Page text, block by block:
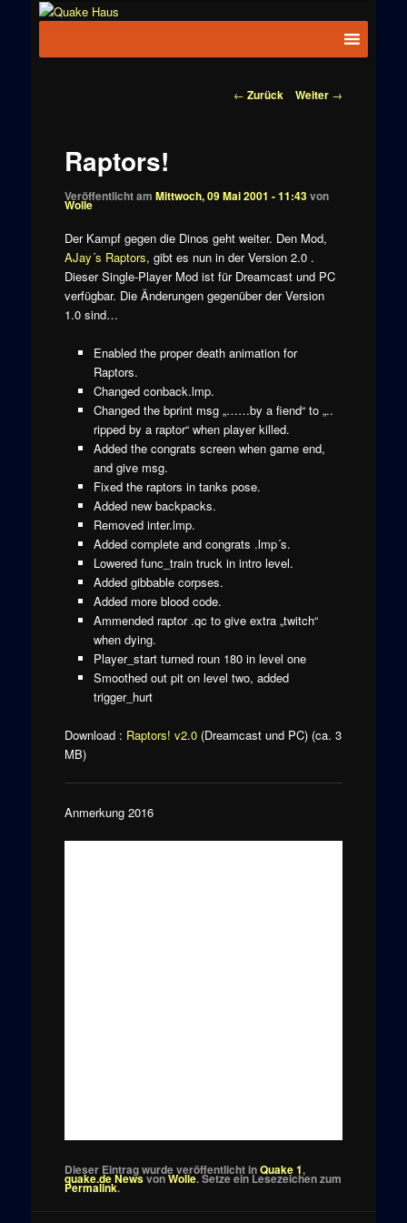
News zu
Beitragsnavigation
← Zurück Weiter →
Raptors!
Veröffentlicht am Mittwoch, 09 Mai 2001 - 11:43von
Wolle
Der Kampf gegen die Dinos geht weiter. Den Mod,
AJay´s Raptors, gibt es nun in der Version 2.0 .
Dieser Single-Player Mod ist für Dreamcast und PC
verfügbar. Die Änderungen gegenüber der Version
1.0 sind…
Enabled the proper death animation for
Raptors.
Changed conback.lmp.
Changed the bprint msg „……by a fiend“ to „..
ripped by a raptor“ when player killed.
Added the congrats screen when game end,
and give msg.
Fixed the raptors in tanks pose.
Added new backpacks.
Removed inter.lmp.
Added complete and congrats .lmp´s.
Lowered func_train truck in intro level.
Added gibbable corpses.
Added more blood code.
Ammended raptor .qc to give extra „twitch“
when dying.
Player_start turned roun 180 in level one
Smoothed out pit on level two, added
trigger_hurt
Download : Raptors! v2.0(Dreamcast und PC) (ca. 3
MB)
Anmerkung 2016
Dieser Eintrag wurde veröffentlicht inQuake 1,
quake.de NewsvonWolle. Setze ein Lesezeichen zum
Permalink.